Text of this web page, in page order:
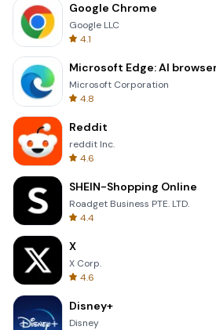
Google Chrome
Google LLC
4.1
Microsoft Edge: AI
Microsoft Corporation
4.8
Reddit
reddit Inc.
4.6
SHEIN-Shopping Online
Roadget Business PTE. LTD.
4.4
X
X Corp.
4.6
Disney+
Disney